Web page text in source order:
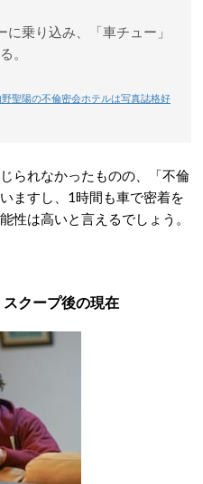
乗り込み、「車チュー」
。
聖陽の不倫密会ホテルは写真誌格好
られなかったものの、「不倫
ますし、1時間も車で密着を
性は高いと言えるでしょう。
クープ後の現在